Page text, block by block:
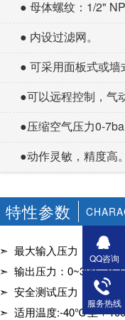
● 母体螺纹：1/2"
● 内设过滤网。
● 可采用面板式或墙式
●可以远程控制，气
●压缩空气压力0-
●动作灵敏，精度高
特性参数
➣ 最大输入压力：不
➣ 输出压力：0~300，
➣ 安全测试压力：1.5
➣ 适用温度:-40℃至＋
QQ咨询
服务热线